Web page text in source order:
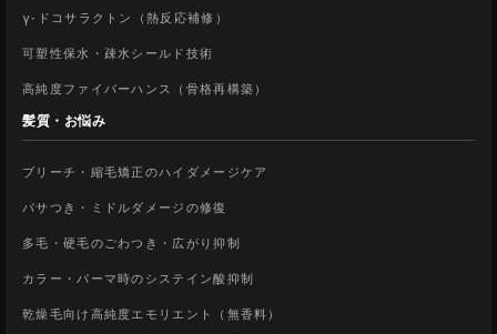
γ-ドコサラクトン（熱反応補修）
可塑性保水・疎水シールド技術
高純度ファイバーハンス（骨格再構築）
髪質・お悩み
ブリーチ・縮毛矯正のハイダメージケア
パサつき・ミドルダメージの修復
多毛・硬毛のごわつき・広がり抑制
カラー・パーマ時のシステイン酸抑制
乾燥毛向け高純度エモリエント（無香料）